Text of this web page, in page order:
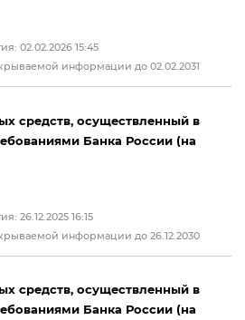
02.02.2026 15:45
информации до 02.02.2031
средств, осуществленный в
Банка России (на
26.12.2025 16:15
информации до 26.12.2030
средств, осуществленный в
Банка России (на